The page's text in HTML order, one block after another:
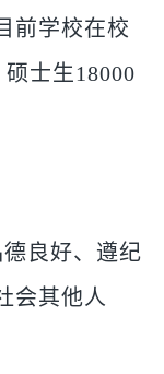
前学校在校
士生18000
良好、遵纪
会其他人